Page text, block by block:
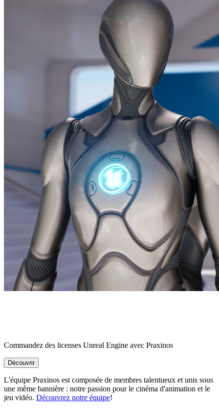
Commandez des licenses Unreal Engine avec Praxinos
Découvrir
L'équipe Praxinos est composée de membres talentueux et unis sous
une même bannière : notre passion pour le cinéma d'animation et le
jeu vidéo. Découvrez notre équipe!